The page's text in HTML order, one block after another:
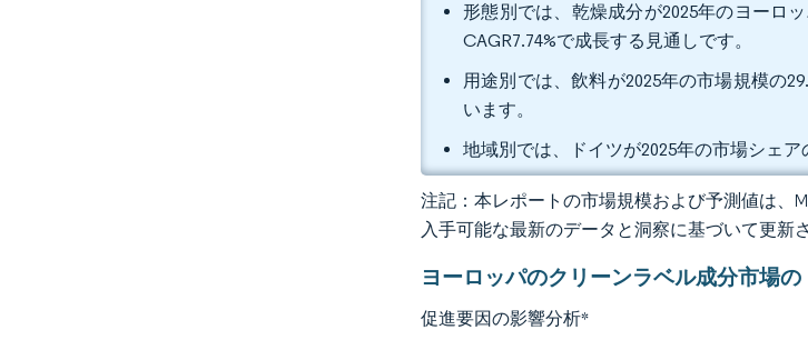
形態別では、乾燥成分が2025年のヨーロ
CAGR7.74%で成長する見通しです。
用途別では、飲料が2025年の市場規模の
います。
地域別では、ドイツが2025年の市場シェア
注記：本レポートの市場規模および予測値は、
入手可能な最新のデータと洞察に基づいて更新
ヨーロッパのクリーンラベル成分市場
促進要因の影響分析*